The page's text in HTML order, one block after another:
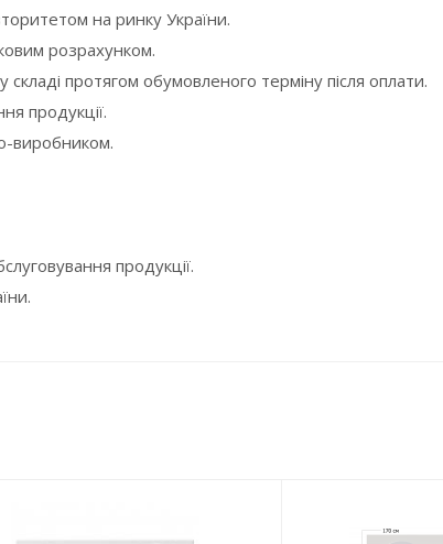
на ринку України.
розрахунком.
протягом обумовленого терміну після оплати.
продукції.
виробником.
продукції.